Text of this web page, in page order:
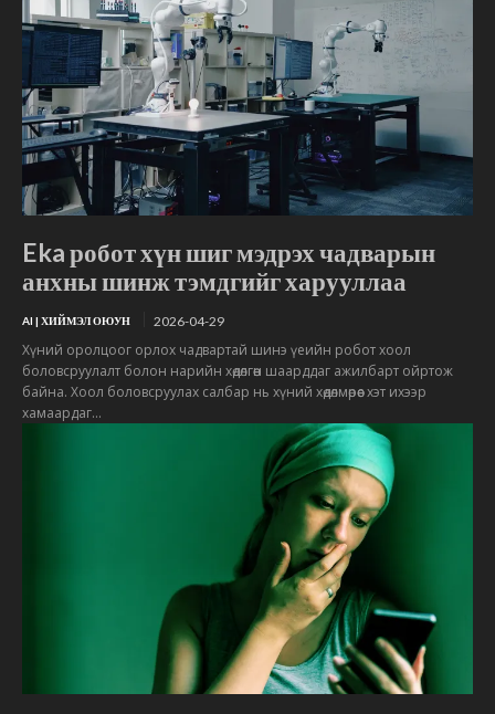
Eka робот хүн шиг мэдрэх чадварын
анхны шинж тэмдгийг харууллаа
AI | ХИЙМЭЛ ОЮУН 2026-04-29
Хүний оролцоог орлох чадвартай шинэ үеийн робот хоол
боловсруулалт болон нарийн хөдөлгөөн шаарддаг ажилбарт ойртож
байна. Хоол боловсруулах салбар нь хүний хөдөлмөрөөс хэт ихээр
хамаардаг...